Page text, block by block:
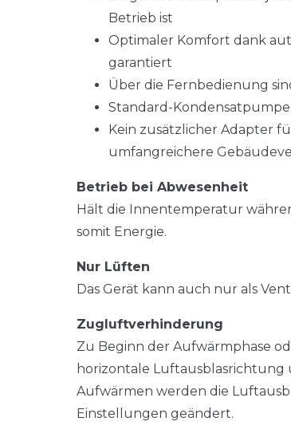
Betrieb ist
Optimaler Komfort dank
garantiert
Über die Fernbedienung
Standard-
Kein zusätzlicher Adapter
umfangreichere
Betrieb bei Abwesenheit
Hält die Innentemperatur
somit Energie.
Nur Lüften
Das Gerät kann auch nur als
Zugluftverhinderung
Zu Beginn der Aufwärmphase
horizontale Luftausblasrichtung
Aufwärmen werden die
Einstellungen geändert.